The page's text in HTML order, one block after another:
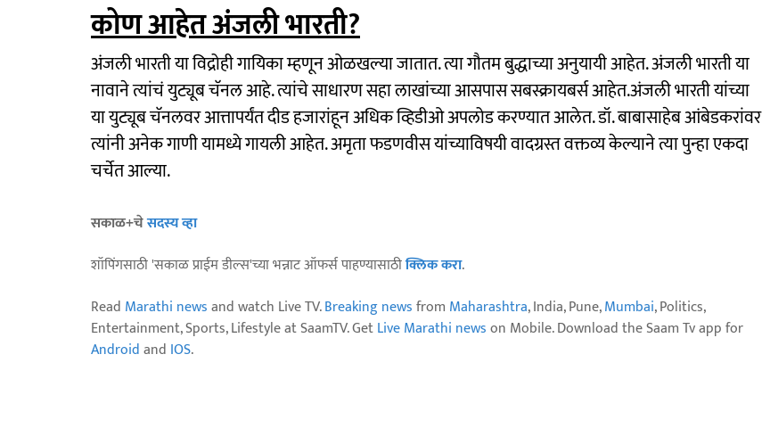
कोण आहेत अंजली भारती?
अंजली भारती या विद्रोही गायिका म्हणून ओळखल्या जातात. त्या गौतम बुद्धाच्या अनुयायी आहेत. अंजली भारती या
नावाने त्यांचं युट्यूब चॅनल आहे. त्यांचे साधारण सहा लाखांच्या आसपास सबस्क्रायबर्स आहेत.अंजली भारती यांच्या
या युट्यूब चॅनलवर आत्तापर्यंत दीड हजारांहून अधिक व्हिडीओ अपलोड करण्यात आलेत. डॉ. बाबासाहेब आंबेडकरांवर
त्यांनी अनेक गाणी यामध्ये गायली आहेत. अमृता फडणवीस यांच्याविषयी वादग्रस्त वक्तव्य केल्याने त्या पुन्हा एकदा
चर्चेत आल्या.
सकाळ+चेसदस्य व्हा
शॉपिंगसाठी 'सकाळ प्राईम डील्स'च्या भन्नाट ऑफर्स पाहण्यासाठीक्लिक करा.
Read Marathi newsand watch Live TV.Breaking newsfrom Maharashtra, India, Pune,Mumbai, Politics,
Entertainment, Sports, Lifestyle at SaamTV. GetLive Marathi newson Mobile. Download the Saam Tv app for
Androidand IOS.